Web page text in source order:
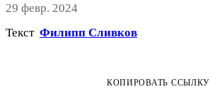
29 февр. 2024
Текст Филипп Сливков
КОПИРОВАТЬ ССЫЛКУ